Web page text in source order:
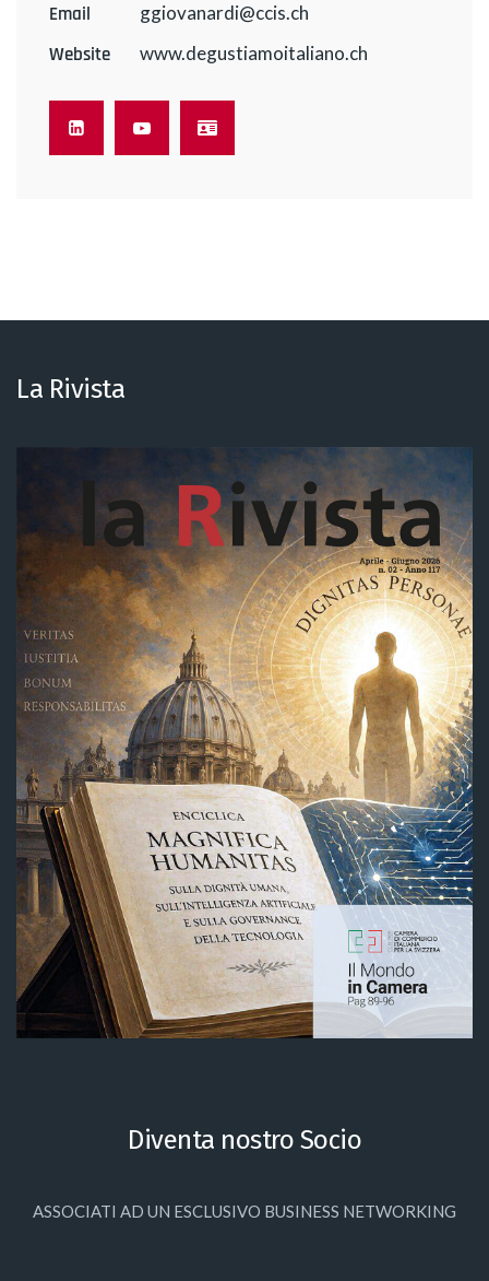
Email ggiovanardi@ccis.ch
Website www.degustiamoitaliano.ch
La Rivista
Diventa nostro Socio
ASSOCIATI AD UN ESCLUSIVO BUSINESS NETWORKING